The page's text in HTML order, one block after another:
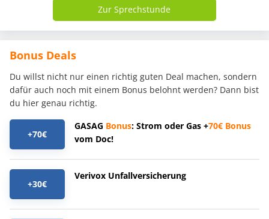
Zur Sprechstunde
Bonus Deals
Du willst nicht nur einen richtig guten Deal machen, sondern
dafür auch noch mit einem Bonus belohnt werden? Dann bist
du hier genau richtig.
+70€
GASAG Bonus: Strom oder Gas +70€ Bonus
vom Doc!
+30€
Verivox Unfallversicherung